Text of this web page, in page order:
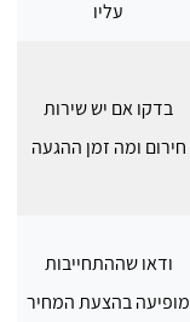
עליו
בדקו אם יש שירות
חירום ומה זמן ההגעה
ודאו שההתחייבות
מופיעה בהצעת המחיר